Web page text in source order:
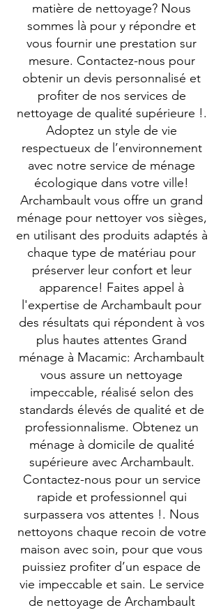
matière de nettoyage? Nous
sommes là pour y répondre et
vous fournir une prestation sur
mesure. Contactez-nous pour
obtenir un devis personnalisé et
profiter de nos services de
nettoyage de qualité supérieure !.
Adoptez un style de vie
respectueux de l’environnement
avec notre service de ménage
écologique dans votre ville!
Archambault vous offre un grand
ménage pour nettoyer vos sièges,
en utilisant des produits adaptés à
chaque type de matériau pour
préserver leur confort et leur
apparence! Faites appel à
l'expertise de Archambault pour
des résultats qui répondent à vos
plus hautes attentes Grand
ménage à Macamic: Archambault
vous assure un nettoyage
impeccable, réalisé selon des
standards élevés de qualité et de
professionnalisme. Obtenez un
ménage à domicile de qualité
supérieure avec Archambault.
Contactez-nous pour un service
rapide et professionnel qui
surpassera vos attentes !. Nous
nettoyons chaque recoin de votre
maison avec soin, pour que vous
puissiez profiter d’un espace de
vie impeccable et sain. Le service
de nettoyage de Archambault